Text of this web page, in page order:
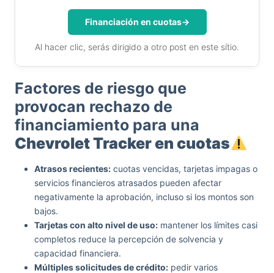
Financiación en cuotas→
Al hacer clic, serás dirigido a otro post en este sítio.
Factores de riesgo que
provocan rechazo de
financiamiento para una
Chevrolet Tracker en cuotas
Atrasos recientes: cuotas vencidas, tarjetas impagas o
servicios financieros atrasados pueden afectar
negativamente la aprobación, incluso si los montos son
bajos.
Tarjetas con alto nivel de uso: mantener los límites casi
completos reduce la percepción de solvencia y
capacidad financiera.
Múltiples solicitudes de crédito: pedir varios